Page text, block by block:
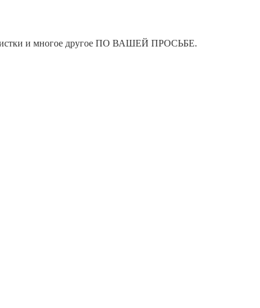
и многое другое ПО ВАШЕЙ ПРОСЬБЕ.